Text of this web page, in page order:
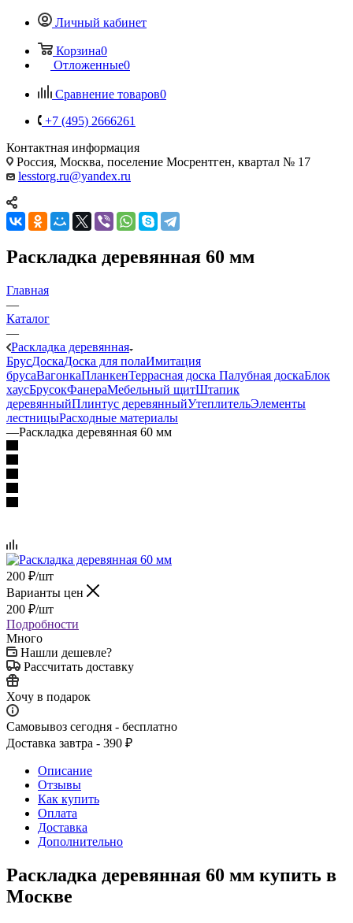
Личный кабинет
Корзина0
Отложенные0
Сравнение товаров0
+7 (495) 2666261
Контактная информация
Россия, Москва, поселение Мосрентген, квартал № 17
lesstorg.ru@yandex.ru
Раскладка деревянная 60 мм
Главная
—
Каталог
—
Раскладка деревянная
БрусДоскаДоска для полаИмитация
брусаВагонкаПланкенТеррасная доска Палубная доскаБлок
хаусБрусокФанераМебельный щитШтапик
деревянныйПлинтус деревянныйУтеплительЭлементы
лестницыРасходные материалы
—Раскладка деревянная 60 мм
200 ₽/шт
Варианты цен
200 ₽/шт
Подробности
Много
Нашли дешевле?
Рассчитать доставку
Хочу в подарок
Самовывоз сегодня - бесплатно
Доставка завтра - 390 ₽
Описание
Отзывы
Как купить
Оплата
Доставка
Дополнительно
Раскладка деревянная 60 мм купить в
Москве